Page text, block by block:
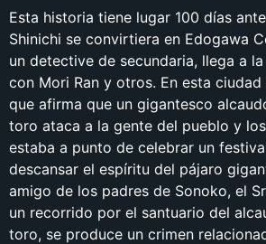
Esta historia tiene lugar 100 días
Shinichi se convirtiera en Edogawa
un detective de secundaria, llega a
con Mori Ran y otros. En esta
que afirma que un gigantesco
toro ataca a la gente del pueblo y
estaba a punto de celebrar un
descansar el espíritu del pájaro
amigo de los padres de Sonoko, el
un recorrido por el santuario del
toro, se produce un crimen